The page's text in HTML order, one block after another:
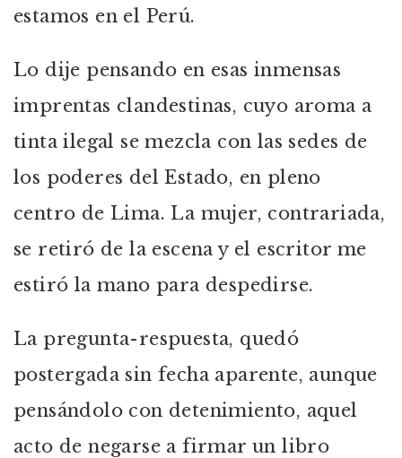
estamos en el Perú.
Lo dije pensando en esas inmensas
imprentas clandestinas, cuyo aroma a
tinta ilegal se mezcla con las sedes de
los poderes del Estado, en pleno
centro de Lima. La mujer, contrariada,
se retiró de la escena y el escritor me
estiró la mano para despedirse.
La pregunta-respuesta, quedó
postergada sin fecha aparente, aunque
pensándolo con detenimiento, aquel
acto de negarse a firmar un libro